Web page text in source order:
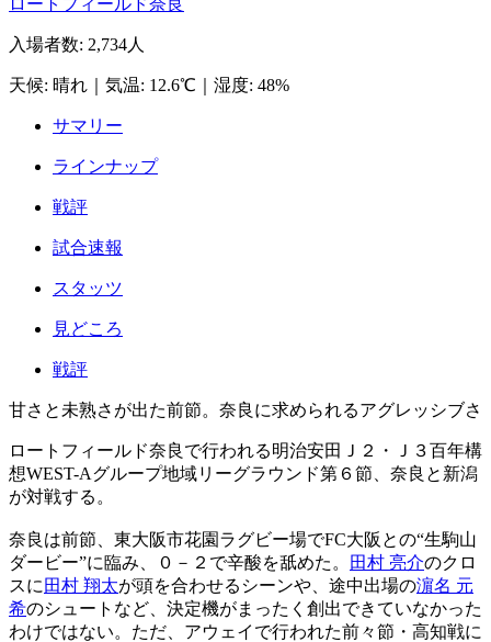
入場者数: 2,734人
天候: 晴れ 気温: 12.6℃ 湿度: 48%
サマリー
ラインナップ
戦評
試合速報
スタッツ
見どころ
戦評
甘さと未熟さが出た前節。奈良に求められるアグレッシブさ
ロートフィールド奈良で行われる明治安田Ｊ２・Ｊ３百年構
想WEST-Aグループ地域リーグラウンド第６節、奈良と新潟
が対戦する。
奈良は前節、東大阪市花園ラグビー場でFC大阪との“生駒山
ダービー”に臨み、０－２で辛酸を舐めた。
田村 亮介のクロ
スに 田村 翔太が頭を合わせるシーンや、途中出場の濵名 元
希のシュートなど、決定機がまったく創出できていなかった
わけではない。ただ、アウェイで行われた前々節・高知戦に